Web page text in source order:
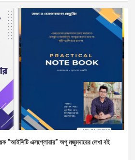
“আইসিটি এক্সপ্লোরার” অপু মজুমদারের লেখা বই